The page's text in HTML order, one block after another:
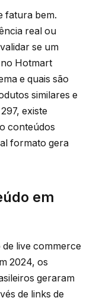
fatura bem.
real ou
se um
no Hotmart
e quais são
similares e
existe
conteúdos
formato gera
em
live commerce
2024, os
geraram
de links de